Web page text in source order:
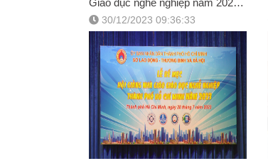
Giáo dục nghề nghiệp năm 2023 -
Sở LĐTBXH
30/12/2023 09:36:33